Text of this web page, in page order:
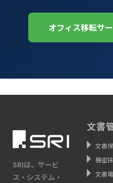
オフィス移転サ
SRIは、サービ
ス・システム・
文書
文書
機密
文書